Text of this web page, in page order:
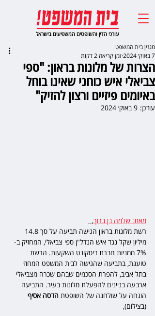
עורכי הדין והשופטים המשפיעים בישראל
הצרות של מלונות בראון: "ספי
צביאלי איש כוחני שאינו בוחל
באיומים פיזיים ורצון להזיק"
מגזין בית המשפט
7 באוק׳ 2024
זמן קריאה 2 דקות
עודכן: 9 באוק׳ 2024
מאת: שלמה בן ברוך,
מיליון שקל נגד איש הנדל"ן ספי צביאלי, המחזיק ב-
7% ממניות חברת דיסקונט השקעות. הרשת
טוענת, בתביעה שהגישה לבית המשפט המחוזי
בתל אביב, להפרת הסכמים שבהם שכרה מצביאלי
ארבעה בניינים להפעלת מלונות בעיר. התביעה
הונחה על שולחנה של השופטת הדסה אסיף
(בצילום),